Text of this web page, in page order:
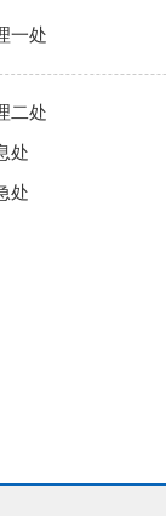
一处
二处
处
处